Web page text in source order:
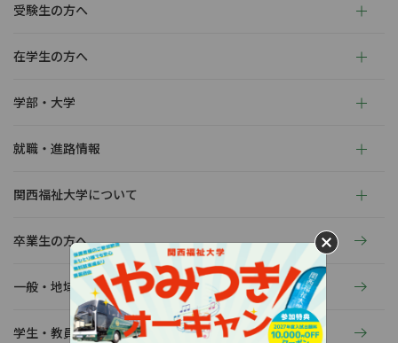
受験生の方へ
在学生の方へ
学部・大学
就職・進路情報
関西福祉大学について
卒業生の方へ
一般・地域の方へ
学生・教員の活動